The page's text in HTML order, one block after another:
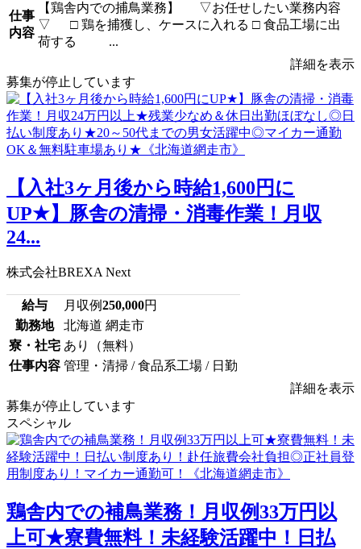
仕事
内容
【鶏舎内での捕鳥業務】 ▽お任せしたい業務内容
▽ □ 鶏を捕獲し、ケースに入れる □ 食品工場に出
荷する ...
詳細を表示
募集が停止しています
【入社3ヶ月後から時給1,600円に
UP★】豚舎の清掃・消毒作業！月収
24...
株式会社BREXA Next
給与 月収例250,000円
勤務地
北海道 網走市
寮・社宅 あり（無料）
仕事内容 管理・清掃 / 食品系工場 / 日勤
詳細を表示
募集が停止しています
スペシャル
鶏舎内での補鳥業務！月収例33万円以
上可★寮費無料！未経験活躍中！日払